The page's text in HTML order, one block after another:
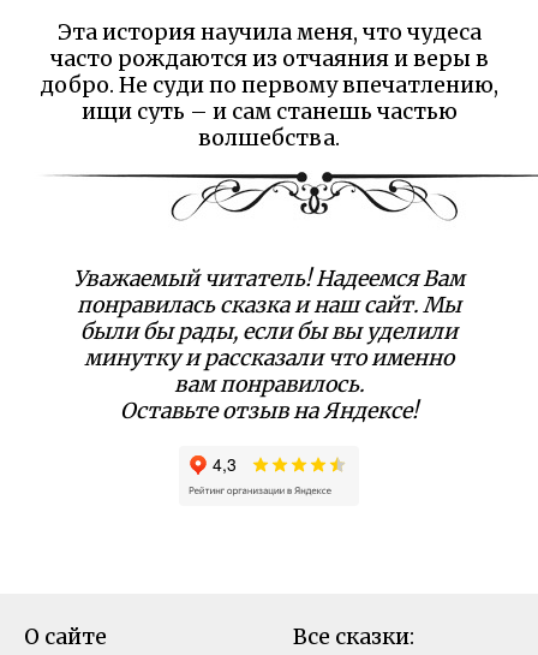
Эта история научила меня, что чудеса
часто рождаются из отчаяния и веры в
добро. Не суди по первому впечатлению,
ищи суть – и сам станешь частью
волшебства.
Уважаемый читатель! Надеемся Вам
понравилась сказка и наш сайт. Мы
были бы рады, если бы вы уделили
минутку и рассказали что именно
вам понравилось.
Оставьте отзыв на Яндексе!
О сайте Все сказки: